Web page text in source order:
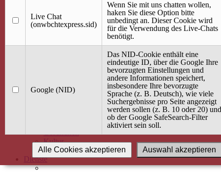
Terminkalender
Gemeinsam aktiv
Gemeinsam unterwegs
wirFAIRändern
Angebot / Kurs suchen
Babybauch & Elternschaft
Gesundheit
Kultur
Alle Kurse
Dienste
Live Chat
(onwbchtexpress.sid)
Wenn Sie mit uns chatten wollen,
haken Sie diese Option bitte
unbedingt an. Dieser Cookie wird
für die Verwendung des Live-Chats
benötigt.
Google (NID)
Das NID-Cookie enthält eine
eindeutige ID, über die Google Ihre
bevorzugten Einstellungen und
andere Informationen speichert,
insbesondere Ihre bevorzugte
Sprache (z. B. Deutsch), wie viele
Suchergebnisse pro Seite angezeigt
werden sollen (z. B. 10 oder 20) und
ob der Google SafeSearch-Filter
aktiviert sein soll.
Auswahl akzeptieren
Alle Cookies akzeptieren